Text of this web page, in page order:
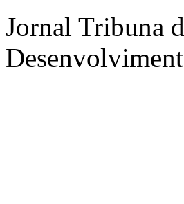
Jornal Tribuna